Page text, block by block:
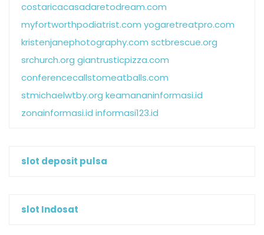
costaricacasadaretodream.com
myfortworthpodiatrist.com yogaretreatpro.com
kristenjanephotography.com sctbrescue.org
srchurch.org giantrusticpizza.com
conferencecallstomeatballs.com
stmichaelwtby.org keamananinformasi.id
zonainformasi.id informasi123.id
slot deposit pulsa
slot Indosat